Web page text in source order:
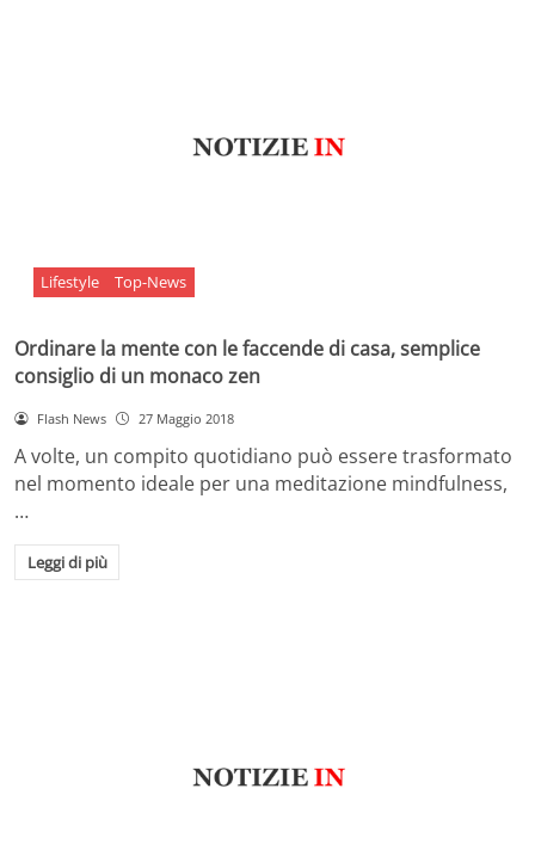
Lifestyle Top-News
Ordinare la mente con le faccende di casa, semplice
consiglio di un monaco zen
Flash News 27 Maggio 2018
A volte, un compito quotidiano può essere trasformato
nel momento ideale per una meditazione mindfulness,
…
Leggi di più